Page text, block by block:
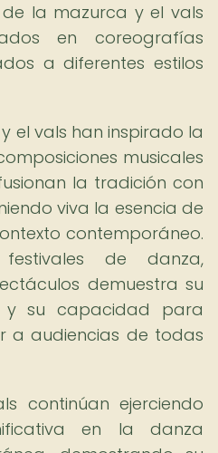
la mazurca y el vals
en coreografías
a diferentes estilos
el vals han inspirado la
musicales
la tradición con
viva la esencia de
contemporáneo.
de danza,
demuestra su
y su capacidad para
a audiencias de todas
continúan ejerciendo
en la danza